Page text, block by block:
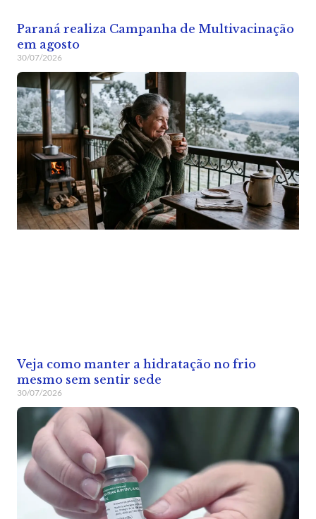
Paraná realiza Campanha de Multivacinação
em agosto
30/07/2026
Veja como manter a hidratação no frio
mesmo sem sentir sede
30/07/2026